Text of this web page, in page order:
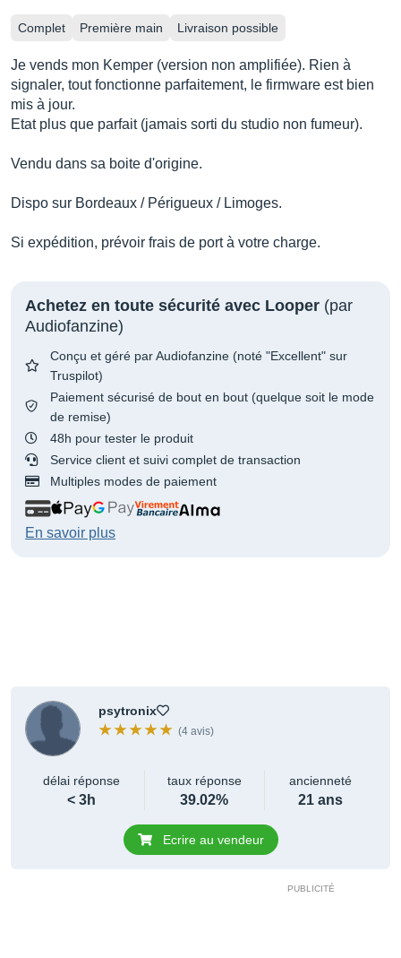
Complet Première main Livraison possible
Je vends mon Kemper (version non amplifiée). Rien à
signaler, tout fonctionne parfaitement, le firmware est bien
mis à jour.
Etat plus que parfait (jamais sorti du studio non fumeur).
Vendu dans sa boite d'origine.
Dispo sur Bordeaux / Périgueux / Limoges.
Si expédition, prévoir frais de port à votre charge.
Achetez en toute sécurité avec Looper (par
Audiofanzine)
Conçu et géré par Audiofanzine (noté "Excellent" sur
Truspilot)
Paiement sécurisé de bout en bout (quelque soit le mode
de remise)
48h pour tester le produit
Service client et suivi complet de transaction
Multiples modes de paiement
En savoir plus
psytronix
(4 avis)
délai réponse
< 3h
taux réponse
39.02%
ancienneté
21 ans
Ecrire au vendeur